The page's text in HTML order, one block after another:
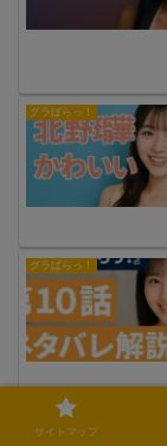
グラぱらっ！
グラぱらっ！
サイトマップ